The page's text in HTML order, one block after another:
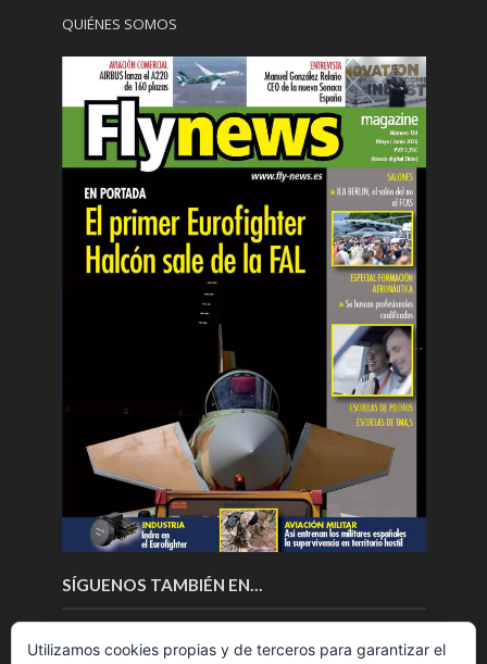
QUIÉNES SOMOS
SÍGUENOS TAMBIÉN EN…
Utilizamos cookies propias y de terceros para garantizar el